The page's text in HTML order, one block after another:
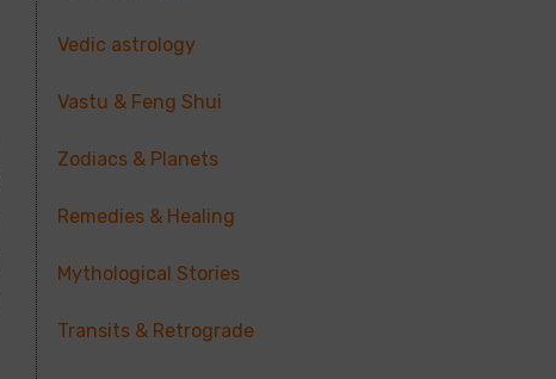
Vedic astrology
Vastu & Feng Shui
Zodiacs & Planets
Remedies & Healing
Mythological Stories
Transits & Retrograde